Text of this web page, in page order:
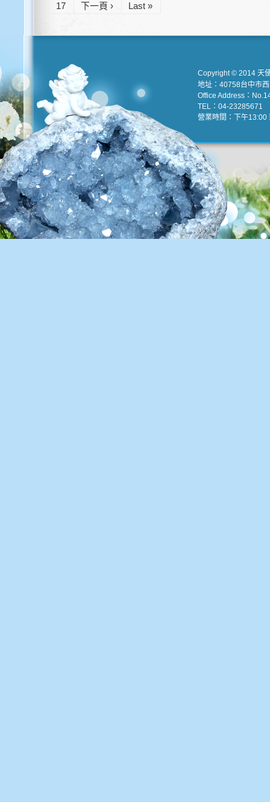
17
下一頁 › Last »
Copyright © 2014 天
地址：40758台中市
Office Address：
TEL：04-23285671
營業時間：下午13:00